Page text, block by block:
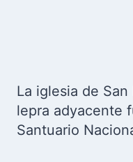
La iglesia de
lepra adyacente
Santuario